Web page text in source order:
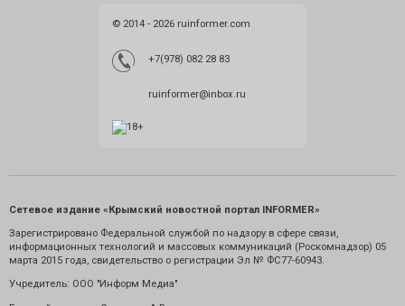
© 2014 - 2026 ruinformer.com
+7(978) 082 28 83
ruinformer@inbox.ru
Сетевое издание «Крымский новостной портал INFORMER»
Зарегистрировано Федеральной службой по надзору в сфере связи,
информационных технологий и массовых коммуникаций (Роскомнадзор) 05
марта 2015 года, свидетельство о регистрации Эл № ФС77-60943.
Учредитель: ООО "Информ Медиа"